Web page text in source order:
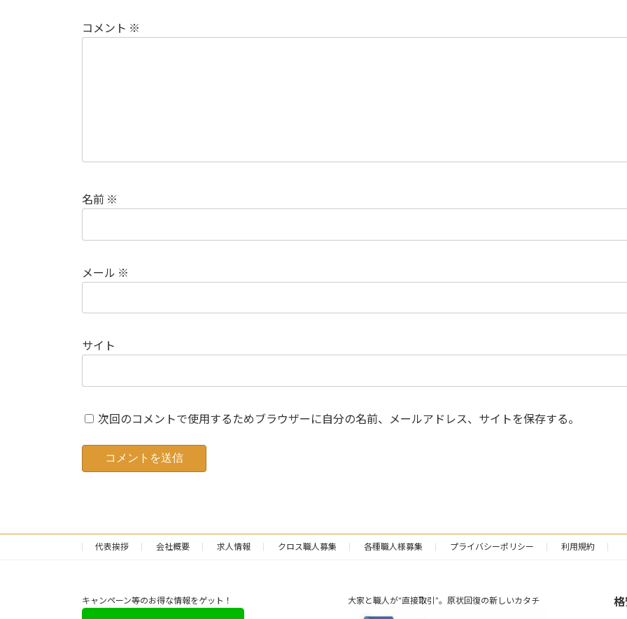
コメント ※
名前 ※
メール ※
サイト
次回のコメントで使用するためブラウザーに自分の名前、メールアドレス、サイトを保存する。
代表挨拶 会社概要 求人情報 クロス職人募集 各種職人様募集 プライバシーポリシー 利用規約
キャンペーン等のお得な情報をゲット！ 大家と職人が“直接取引”。原状回復の新しいカタチ